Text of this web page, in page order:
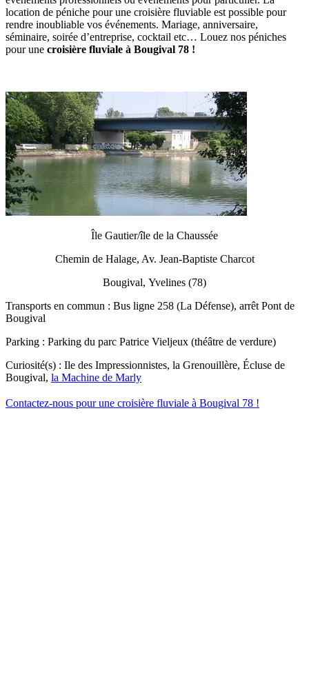
location de péniche pour une croisière fluviable est possible pour
rendre inoubliable vos événements. Mariage, anniversaire,
séminaire, soirée d’entreprise, cocktail etc… Louez nos péniches
pour une croisière fluviale à Bougival 78 !
Île Gautier/île de la Chaussée
Chemin de Halage, Av. Jean-Baptiste Charcot
Bougival, Yvelines (78)
Transports en commun : Bus ligne 258 (La Défense), arrêt Pont de
Bougival
Parking : Parking du parc Patrice Vieljeux (théâtre de verdure)
Curiosité(s) : Ile des Impressionnistes, la Grenouillère, Écluse de
Bougival, la Machine de Marly
Contactez-nous pour une croisière fluviale à Bougival 78 !